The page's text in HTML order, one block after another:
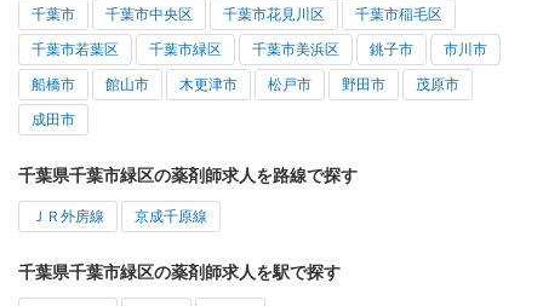
千葉市 千葉市中央区 千葉市花見川区 千葉市稲毛区
千葉市若葉区 千葉市緑区 千葉市美浜区 銚子市 市川市
船橋市 館山市 木更津市 松戸市 野田市 茂原市
成田市
千葉県千葉市緑区の薬剤師求人を路線で探す
ＪＲ外房線 京成千原線
千葉県千葉市緑区の薬剤師求人を駅で探す